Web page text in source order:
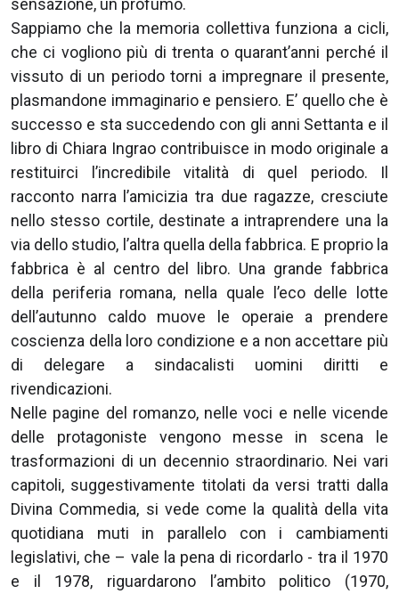
Sappiamo che la memoria collettiva funziona a cicli,
che ci vogliono più di trenta o quarant’anni perché il
vissuto di un periodo torni a impregnare il presente,
plasmandone immaginario e pensiero. E’ quello che è
successo e sta succedendo con gli anni Settanta e il
libro di Chiara Ingrao contribuisce in modo originale a
restituirci l’incredibile vitalità di quel periodo. Il
racconto narra l’amicizia tra due ragazze, cresciute
nello stesso cortile, destinate a intraprendere una la
via dello studio, l’altra quella della fabbrica. E proprio la
fabbrica è al centro del libro. Una grande fabbrica
della periferia romana, nella quale l’eco delle lotte
dell’autunno caldo muove le operaie a prendere
coscienza della loro condizione e a non accettare più
di delegare a sindacalisti uomini diritti e
rivendicazioni.
Nelle pagine del romanzo, nelle voci e nelle vicende
delle protagoniste vengono messe in scena le
trasformazioni di un decennio straordinario. Nei vari
capitoli, suggestivamente titolati da versi tratti dalla
Divina Commedia, si vede come la qualità della vita
quotidiana muti in parallelo con i cambiamenti
legislativi, che – vale la pena di ricordarlo - tra il 1970
e il 1978, riguardarono l’ambito politico (1970,